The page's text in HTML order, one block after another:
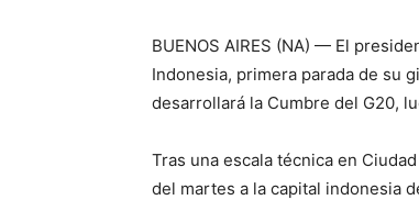
BUENOS AIRES (NA) — El
Indonesia, primera parada de su
desarrollará la Cumbre del G20,
Tras una escala técnica en
del martes a la capital indonesia